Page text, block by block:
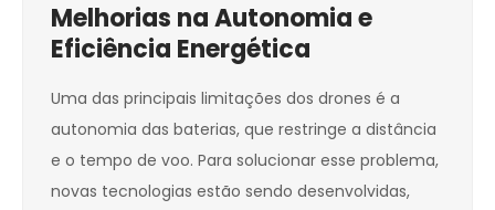
Melhorias na Autonomia e
Eficiência Energética
Uma das principais limitações dos drones é a
autonomia das baterias, que restringe a distância
e o tempo de voo. Para solucionar esse problema,
novas tecnologias estão sendo desenvolvidas,